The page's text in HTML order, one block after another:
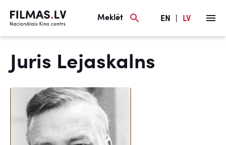
Meklēt EN LV
Juris Lejaskalns